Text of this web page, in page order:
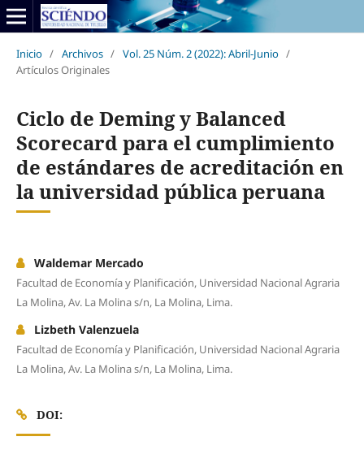
Inicio / Archivos / Vol. 25 Núm. 2 (2022): Abril-Junio /
Artículos Originales
Ciclo de Deming y Balanced
Scorecard para el cumplimiento
de estándares de acreditación en
la universidad pública peruana
Waldemar Mercado
Facultad de Economía y Planificación, Universidad Nacional Agraria
La Molina, Av. La Molina s/n, La Molina, Lima.
Lizbeth Valenzuela
Facultad de Economía y Planificación, Universidad Nacional Agraria
La Molina, Av. La Molina s/n, La Molina, Lima.
DOI: